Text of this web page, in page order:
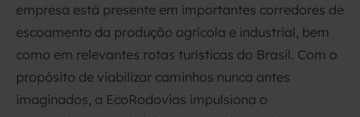
empresa está presente em importantes corredores de
escoamento da produção agrícola e industrial, bem
como em relevantes rotas turísticas do Brasil. Com o
propósito de viabilizar caminhos nunca antes
imaginados, a EcoRodovias impulsiona o